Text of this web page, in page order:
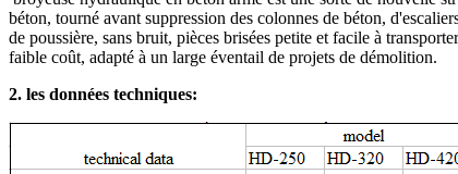
béton, tourné avant suppression des colonnes de béton,
de poussière, sans bruit, pièces brisées petite et facile à
faible coût, adapté à un large éventail de projets de démolition.
2. les données techniques: